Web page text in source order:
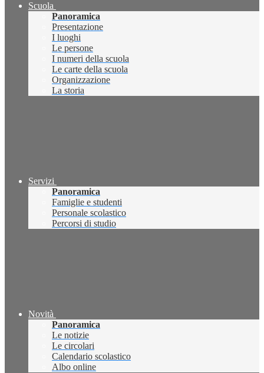
Scuola
Panoramica
Presentazione
I luoghi
Le persone
I numeri della scuola
Le carte della scuola
Organizzazione
La storia
Servizi
Panoramica
Famiglie e studenti
Personale scolastico
Percorsi di studio
Novità
Panoramica
Le notizie
Le circolari
Calendario scolastico
Albo online